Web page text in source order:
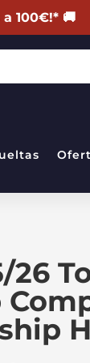
100€!* 🚚
26